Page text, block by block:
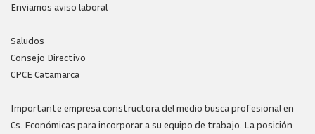
Enviamos aviso laboral
Saludos
Consejo Directivo
CPCE Catamarca
Importante empresa constructora del medio busca profesional en
Cs. Económicas para incorporar a su equipo de trabajo. La posición